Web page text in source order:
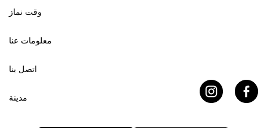
وقت نماز
معلومات عنا
اتصل بنا
مدينة